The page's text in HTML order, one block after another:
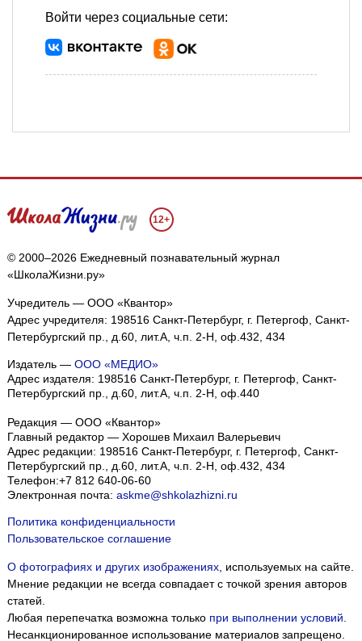
Войти через социальные сети:
12+
© 2000–2026 Ежедневный познавательный журнал
«ШколаЖизни.ру»
Учредитель — ООО «Квантор»
Адрес учредителя: 198516 Санкт-Петербург, г. Петергоф, Санкт-
Петербургский пр., д.60, лит.А, ч.п. 2-Н, оф.432, 434
Издатель — ООО «МЕДИО»
Адрес издателя: 198516 Санкт-Петербург, г. Петергоф, Санкт-
Петербургский пр., д.60, лит.А, ч.п. 2-Н, оф.440
Редакция — ООО «Квантор»
Главный редактор — Хорошев Михаил Валерьевич
Адрес редакции: 198516 Санкт-Петербург, г. Петергоф Санкт-
Петербургский пр., д.60, лит.А, ч.п. 2-Н, оф.432, 434
Телефон:+7 812 640-06-60
Электронная почта: askme@shkolazhizni.ru
Политика конфиденциальности
Пользовательское соглашение
О фотографиях и других изображениях, используемых на сайте.
Мнение редакции не всегда совпадает с точкой зрения авторов
статей.
Любая перепечатка возможна только при выполнении условий
Несанкционированное использование материалов запрещено.